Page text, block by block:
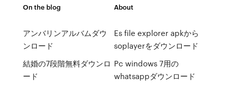
On the blog
アンバリンアルバムダウ
ンロード
結婚の7段階無料ダウンロ
ード
About
Es file explorer apkから
soplayerをダウンロード
Pc windows 7用の
whatsappダウンロード